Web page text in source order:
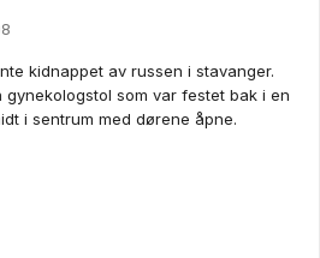
kidnappet av russen i stavanger.
som var festet bak i en
i sentrum med dørene åpne.